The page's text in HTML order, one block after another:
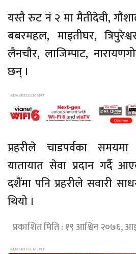
यस्तै रुट नं २ मा मैतीदेवी,
बबरमहल, माइतीघर,
लैनचौर, लाजिम्पाट,
छन् ।
प्रहरीले चाडपर्वका
यातायात सेवा प्रदान गर्दै
दशैंमा पनि प्रहरीले सवारी
थियो ।
प्रकाशित मिति : १९ आश्विन २०७६,